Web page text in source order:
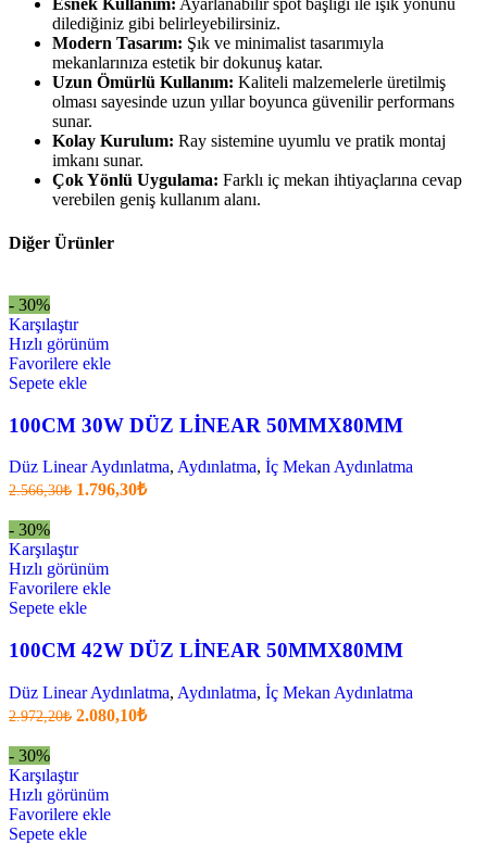
Esnek Kullanım: Ayarlanabilir spot başlığı ile ışık yönünü
dilediğiniz gibi belirleyebilirsiniz.
Modern Tasarım: Şık ve minimalist tasarımıyla
mekanlarınıza estetik bir dokunuş katar.
Uzun Ömürlü Kullanım: Kaliteli malzemelerle üretilmiş
olması sayesinde uzun yıllar boyunca güvenilir performans
sunar.
Kolay Kurulum: Ray sistemine uyumlu ve pratik montaj
imkanı sunar.
Çok Yönlü Uygulama: Farklı iç mekan ihtiyaçlarına cevap
verebilen geniş kullanım alanı.
Diğer Ürünler
- 30%
Karşılaştır
Hızlı görünüm
Favorilere ekle
Sepete ekle
100CM 30W DÜZ LİNEAR 50MMX80MM
Düz Linear Aydınlatma, Aydınlatma, İç Mekan Aydınlatma
2.566,30₺ Orijinal
1.796,30₺Şu
- 30%
Karşılaştır
Hızlı görünüm
Favorilere ekle
Sepete ekle
100CM 42W DÜZ LİNEAR 50MMX80MM
Düz Linear Aydınlatma, Aydınlatma, İç Mekan Aydınlatma
2.972,20₺ Orijinal
2.080,10₺Şu
- 30%
Karşılaştır
Hızlı görünüm
Favorilere ekle
Sepete ekle